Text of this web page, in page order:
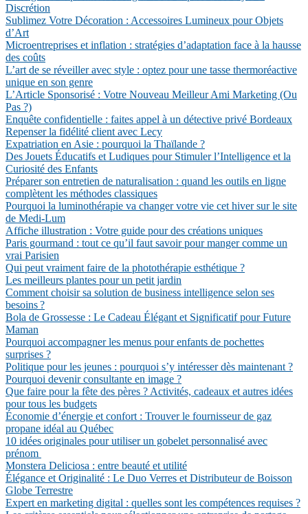
Discrétion
Sublimez Votre Décoration : Accessoires Lumineux pour Objets
d’Art
Microentreprises et inflation : stratégies d’adaptation face à la hausse
des coûts
L’art de se réveiller avec style : optez pour une tasse thermoréactive
unique en son genre
L’Article Sponsorisé : Votre Nouveau Meilleur Ami Marketing (Ou
Pas ?)
Enquête confidentielle : faites appel à un détective privé Bordeaux
Repenser la fidélité client avec Lecy
Expatriation en Asie : pourquoi la Thaïlande ?
Des Jouets Éducatifs et Ludiques pour Stimuler l’Intelligence et la
Curiosité des Enfants
Préparer son entretien de naturalisation : quand les outils en ligne
complètent les méthodes classiques
Pourquoi la luminothérapie va changer votre vie cet hiver sur le site
de Medi-Lum
Affiche illustration : Votre guide pour des créations uniques
Paris gourmand : tout ce qu’il faut savoir pour manger comme un
vrai Parisien
Qui peut vraiment faire de la photothérapie esthétique ?
Les meilleurs plantes pour un petit jardin
Comment choisir sa solution de business intelligence selon ses
besoins ?
Bola de Grossesse : Le Cadeau Élégant et Significatif pour Future
Maman
Pourquoi accompagner les menus pour enfants de pochettes
surprises ?
Politique pour les jeunes : pourquoi s’y intéresser dès maintenant ?
Pourquoi devenir consultante en image ?
Que faire pour la fête des pères ? Activités, cadeaux et autres idées
pour tous les budgets
Économie d’énergie et confort : Trouver le fournisseur de gaz
propane idéal au Québec
10 idées originales pour utiliser un gobelet personnalisé avec
prénom
Monstera Deliciosa : entre beauté et utilité
Élégance et Originalité : Le Duo Verres et Distributeur de Boisson
Globe Terrestre
Expert en marketing digital : quelles sont les compétences requises ?